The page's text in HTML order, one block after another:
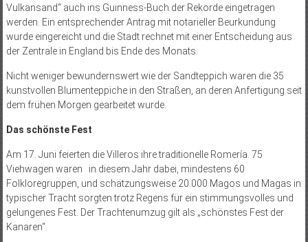
Vulkansand“ auch ins Guinness-Buch der Rekorde eingetragen
werden. Ein entsprechender Antrag mit notarieller Beurkundung
wurde eingereicht und die Stadt rechnet mit einer Entscheidung aus
der Zentrale in England bis Ende des Monats.
Nicht weniger bewundernswert wie der Sandteppich waren die 35
kunstvollen Blumenteppiche in den Straßen, an deren Anfertigung seit
dem frühen Morgen gearbeitet wurde.
Das schönste Fest
Am 17. Juni feierten die Villeros ihre traditionelle Romería. 75
Viehwagen waren in diesem Jahr dabei, mindestens 60
Folkloregruppen, und schätzungsweise 20.000 Magos und Magas in
typischer Tracht sorgten trotz Regens für ein stimmungsvolles und
gelungenes Fest. Der Trachtenumzug gilt als „schönstes Fest der
Kanaren“.